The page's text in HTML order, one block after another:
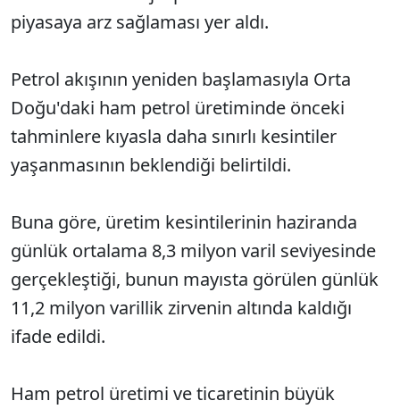
piyasaya arz sağlaması yer aldı.
Petrol akışının yeniden başlamasıyla Orta
Doğu'daki ham petrol üretiminde önceki
tahminlere kıyasla daha sınırlı kesintiler
yaşanmasının beklendiği belirtildi.
Buna göre, üretim kesintilerinin haziranda
günlük ortalama 8,3 milyon varil seviyesinde
gerçekleştiği, bunun mayısta görülen günlük
11,2 milyon varillik zirvenin altında kaldığı
ifade edildi.
Ham petrol üretimi ve ticaretinin büyük